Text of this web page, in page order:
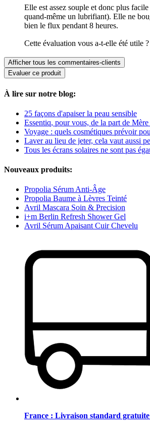
Elle est assez souple et donc plus
quand-même un lubrifiant). Elle ne
bien le flux pendant 8 heures.
Cette évaluation vous a-t-elle été utile ?
Afficher tous les commentaires-clients
Evaluer ce produit
À lire sur notre blog:
25 façons d'apaiser la peau sensible
Essentiq, pour vous, de la part de
Voyage : quels cosmétiques prévoir
Laver au lieu de jeter, cela vaut aussi
Tous les écrans solaires ne sont pas
Nouveaux produits:
Propolia Sérum Anti-Âge
Propolia Baume à Lèvres Teinté
Avril Mascara Soin & Precision
i+m Berlin Refresh Shower Gel
Avril Sérum Apaisant Cuir Chevelu
France : Livraison standard gratuite